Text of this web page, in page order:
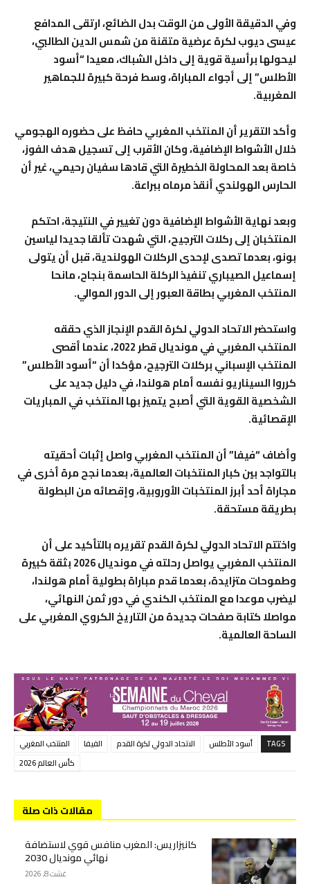
وفي الدقيقة الأولى من الوقت بدل الضائع، ارتقى المدافع
عيسى ديوب لكرة عرضية متقنة من شمس الدين الطالبي،
ليحولها برأسية قوية إلى داخل الشباك، معيدا “أسود
الأطلس” إلى أجواء المباراة، وسط فرحة كبيرة للجماهير
المغربية.
وأكد التقرير أن المنتخب المغربي حافظ على حضوره الهجومي
خلال الأشواط الإضافية، وكان الأقرب إلى تسجيل هدف الفوز،
خاصة بعد المحاولة الخطيرة التي قادها سفيان رحيمي، غير أن
الحارس الهولندي أنقذ مرماه ببراعة.
وبعد نهاية الأشواط الإضافية دون تغيير في النتيجة، احتكم
المنتخبان إلى ركلات الترجيح، التي شهدت تألقا جديدا لياسين
بونو، بعدما تصدى لإحدى الركلات الهولندية، قبل أن يتولى
إسماعيل الصيباري تنفيذ الركلة الحاسمة بنجاح، مانحا
المنتخب المغربي بطاقة العبور إلى الدور الموالي.
واستحضر الاتحاد الدولي لكرة القدم الإنجاز الذي حققه
المنتخب المغربي في مونديال قطر 2022، عندما أقصى
المنتخب الإسباني بركلات الترجيح، مؤكدا أن “أسود الأطلس”
كرروا السيناريو نفسه أمام هولندا، في دليل جديد على
الشخصية القوية التي أصبح يتميز بها المنتخب في المباريات
الإقصائية.
وأضاف “فيفا” أن المنتخب المغربي واصل إثبات أحقيته
بالتواجد بين كبار المنتخبات العالمية، بعدما نجح مرة أخرى في
مجاراة أحد أبرز المنتخبات الأوروبية، وإقصائه من البطولة
بطريقة مستحقة.
واختتم الاتحاد الدولي لكرة القدم تقريره بالتأكيد على أن
المنتخب المغربي يواصل رحلته في مونديال 2026 بثقة كبيرة
وطموحات متزايدة، بعدما قدم مباراة بطولية أمام هولندا،
ليضرب موعدا مع المنتخب الكندي في دور ثمن النهائي،
مواصلا كتابة صفحات جديدة من التاريخ الكروي المغربي على
الساحة العالمية.
TAGS أسود الأطلس الاتحاد الدولي لكرة القدم الفيفا
المنتخب المغربي
كأس العالم 2026
مقالات ذات صلة
كانيزاريس: المغرب منافس قوي لاستضافة
نهائي مونديال 2030
غشت 8, 2026